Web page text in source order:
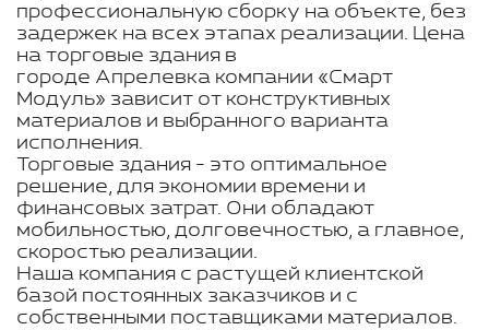
профессиональную сборку на объекте, без
задержек на всех этапах реализации. Цена
на торговые здания в
городе Апрелевка компании «Смарт
Модуль» зависит от конструктивных
материалов и выбранного варианта
исполнения.
Торговые здания - это оптимальное
решение, для экономии времени и
финансовых затрат. Они обладают
мобильностью, долговечностью, а главное,
скоростью реализации.
Наша компания с растущей клиентской
базой постоянных заказчиков и с
собственными поставщиками материалов.